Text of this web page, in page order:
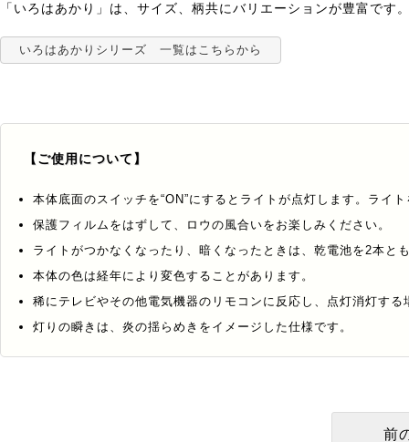
「いろはあかり」は、サイズ、柄共にバリエーションが豊富です
いろはあかりシリーズ 一覧はこちらから
【ご使用について】
本体底面のスイッチを“ON”にするとライトが点灯します。ライ
保護フィルムをはずして、ロウの風合いをお楽しみください。
ライトがつかなくなったり、暗くなったときは、乾電池を2本と
本体の色は経年により変色することがあります。
稀にテレビやその他電気機器のリモコンに反応し、点灯消灯する
灯りの瞬きは、炎の揺らめきをイメージした仕様です。